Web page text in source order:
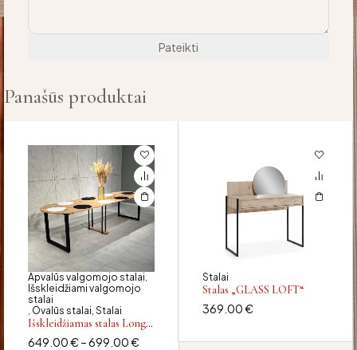
Panašūs produktai
Apvalūs valgomojo stalai
Išskleidžiami valgomojo
stalai
Ovalūs stalai Stalai
Išskleidžiamas stalas Long
Round 90-350
649.00€ –699.00€
Stalai
Stalas „GLASS LOFT“
369.00€